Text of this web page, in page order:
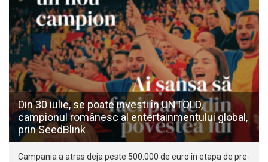
Din 30 iulie, se poate investi în UNTOLD,
campionul românesc al entertainmentului global,
prin SeedBlink
Campania a atras deja peste 500.000 de euro în etapa de pre-